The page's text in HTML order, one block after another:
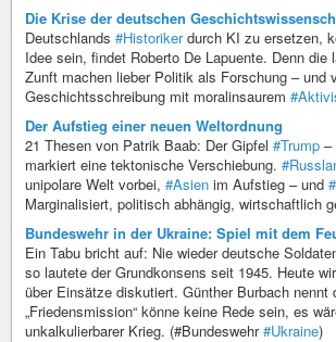
Die Krise der deutschen
Deutschlands #Historikerdurch KI zu ersetzen,
Idee sein, findet Roberto De Lapuente. Denn die
Zunft machen lieber Politik als Forschung – und
Geschichtsschreibung mit moralinsaurem
Der Aufstieg einer neuen Weltordnung
21 Thesen von Patrik Baab: Der Gipfel #Trump –
markiert eine tektonische Verschiebung.
unipolare Welt vorbei, #Asien im Aufstieg – und
Marginalisiert, politisch abhängig, wirtschaftlich
Bundeswehr in der Ukraine: Spiel mit dem
Ein Tabu bricht auf: Nie wieder deutsche
so lautete der Grundkonsens seit 1945. Heute
über Einsätze diskutiert. Günther Burbach nennt
„Friedensmission“ könne keine Rede sein, es
unkalkulierbarer Krieg. (#Bundeswehr#Ukraine)